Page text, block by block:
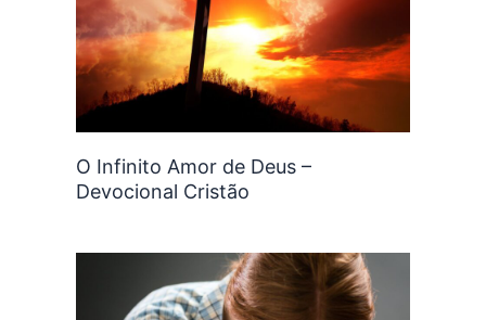
O Infinito Amor de Deus –
Devocional Cristão